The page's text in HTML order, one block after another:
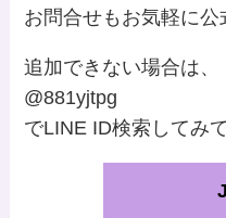
お問合せもお気軽に公
追加できない場合は、
@881yjtpg
でLINE ID検索してみ